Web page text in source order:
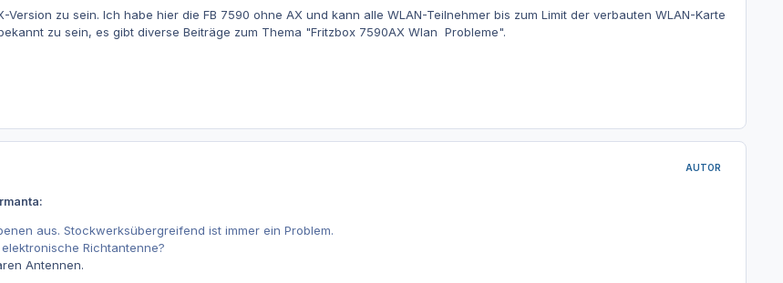
Version zu sein. Ich habe hier die FB 7590 ohne AX und kann alle WLAN-Teilnehmer bis zum Limit der verbauten WLAN-Karte
zu sein, es gibt diverse Beiträge zum Thema "Fritzbox 7590AX Wlan Probleme".
AUTOR
aus. Stockwerksübergreifend ist immer ein Problem.
Richtantenne?
Antennen.